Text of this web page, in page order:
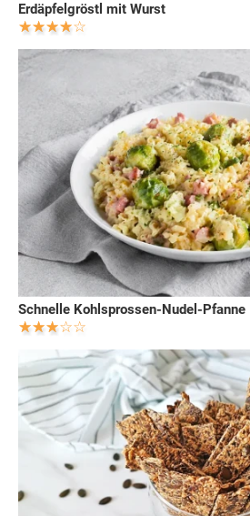
Erdäpfelgröstl mit Wurst
Schnelle Kohlsprossen-Nudel-Pfanne